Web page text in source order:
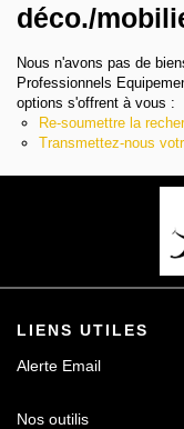
Notre
Estimation
Contact
déco./
Nous n'avons pas de
Professionnels
options s'offrent à vous :
Re-soumettre la
Transmettez-nous
LIENS UTILES
Alerte Email
Nos outilis